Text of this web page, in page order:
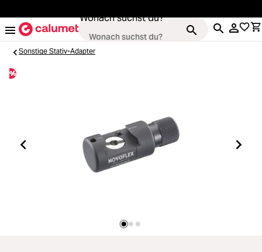
Wonach suchst du?
Loading...
Video & Drohnen
Sonstige Stativ-Adapter
%